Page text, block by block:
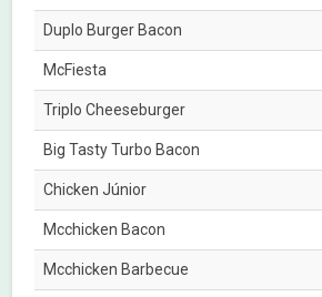
Duplo Burger Bacon
McFiesta
Triplo Cheeseburger
Big Tasty Turbo Bacon
Chicken Júnior
Mcchicken Bacon
Mcchicken Barbecue